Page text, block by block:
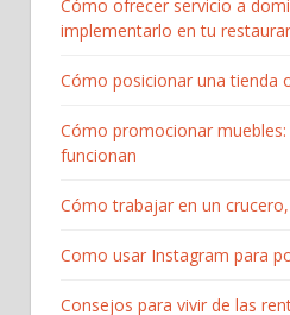
Cómo ofrecer servicio a
implementarlo en tu
Cómo posicionar una tienda
Cómo promocionar
funcionan
Cómo trabajar en un
Como usar Instagram para
Consejos para vivir de las